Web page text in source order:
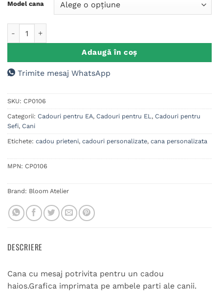
Model cana
Adaugă în coș
Trimite mesaj WhatsApp
SKU: CP0106
Categorii: Cadouri pentru EA, Cadouri pentru EL , Cadouri pentru
Sefi, Cani
Etichete: cadou prieteni, cadouri personalizate, cana personalizata
MPN: CP0106
Brand: Bloom Atelier
DESCRIERE
Cana cu mesaj potrivita pentru un cadou
haios.Grafica imprimata pe ambele parti ale canii.